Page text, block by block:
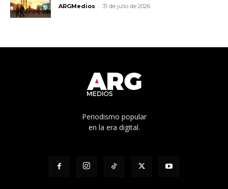
ARGMedios - 31 de julio de 2026
Periodismo popular
en la era digital.